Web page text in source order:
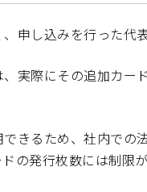
申し込みを行った代
実際にその追加カー
きるため、社内での
の発行枚数には制限